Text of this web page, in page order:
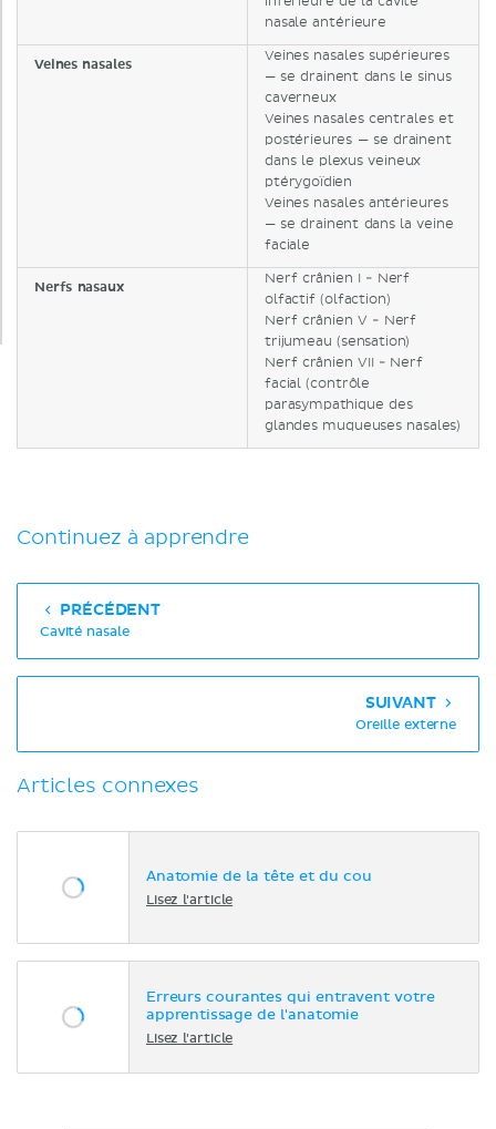
nasale antérieure
Veines nasales
Veines nasales supérieures
— se drainent dans le sinus
caverneux
Veines nasales centrales et
postérieures — se drainent
dans le plexus veineux
ptérygoïdien
Veines nasales antérieures
— se drainent dans la veine
faciale
Nerfs nasaux
Nerf crânien I - Nerf
olfactif (olfaction)
Nerf crânien V - Nerf
trijumeau (sensation)
Nerf crânien VII - Nerf
facial (contrôle
parasympathique des
glandes muqueuses nasales)
Continuez à apprendre
PRÉCÉDENT
Cavité nasale
SUIVANT
Oreille externe
Articles connexes
Anatomie de la tête et du cou
Lisez l'article
Erreurs courantes qui entravent votre
apprentissage de l'anatomie
Lisez l'article